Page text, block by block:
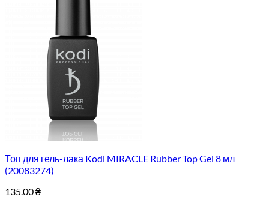
Топ для гель-лака Kodi MIRACLE Rubber Top Gel 8 мл
(20083274)
135.00₴